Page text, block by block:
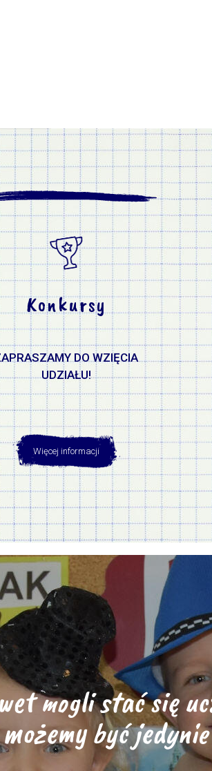
Konkursy
DO WZIĘCIA
UDZIAŁU!
Więcej informacji
mogli stać się
być